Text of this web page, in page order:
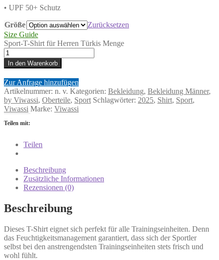
• UPF 50+ Schutz
Größe
Zurücksetzen
Size Guide
Sport-T-Shirt für Herren Türkis Menge
In den Warenkorb
Zur Anfrage hinzufügen
Artikelnummer: n. v. Kategorien: Bekleidung, Bekleidung Männer,
by Viwassi, Oberteile, Sport Schlagwörter: 2025, Shirt, Sport,
Viwassi Marke: Viwassi
Teilen mit:
Teilen
Beschreibung
Zusätzliche Informationen
Rezensionen (0)
Beschreibung
Dieses T-Shirt eignet sich perfekt für alle Trainingseinheiten. Denn
das Feuchtigkeitsmanagement garantiert, dass sich der Sportler
selbst bei den anstrengendsten Trainingseinheiten stets frisch und
wohl fühlt.